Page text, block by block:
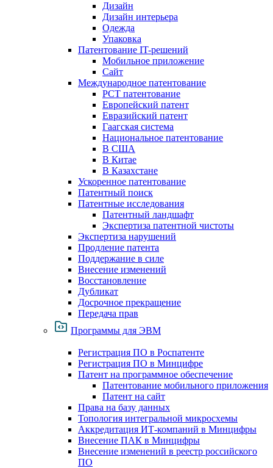
Дизайн
Дизайн интерьера
Одежда
Упаковка
Патентование IT-решений
Мобильное приложение
Сайт
Международное патентование
PCT патентование
Европейский патент
Евразийский патент
Гаагская система
Национальное патентование
В США
В Китае
В Казахстане
Ускоренное патентование
Патентный поиск
Патентные исследования
Патентный ландшафт
Экспертиза патентной чистоты
Экспертиза нарушений
Продление патента
Поддержание в силе
Внесение изменений
Восстановление
Дубликат
Досрочное прекращение
Передача прав
Программы для ЭВМ
Регистрация ПО в Роспатенте
Регистрация ПО в Минцифре
Патент на программное обеспечение
Патентование мобильного приложения
Патент на сайт
Права на базу данных
Топология интегральной микросхемы
Аккредитация ИТ-компаний в Минцифры
Внесение ПАК в Минцифры
Внесение изменений в реестр российского
ПО